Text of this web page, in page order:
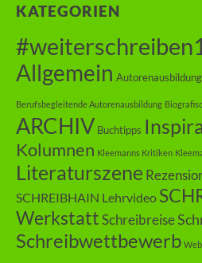
KATEGORIEN
Allgemein Autorenausbildung
Berufsbegleitende Autorenausbildung
ARCHIV Buchtipps
Kolumnen Kleemanns Kritiken
Literaturszene
SCHREIBHAIN Lehrvideo
WerkstattSchreibreise
Schreibwettbewerb